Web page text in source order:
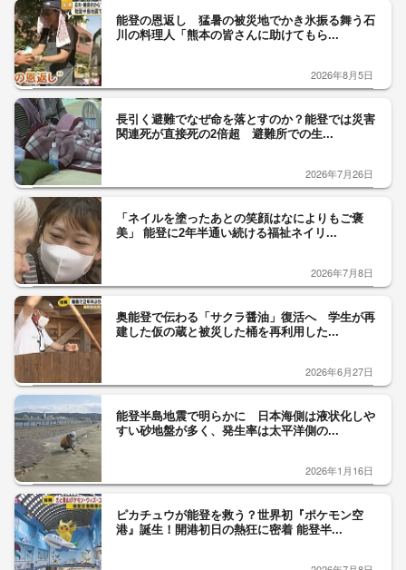
能登の恩返し 猛暑の被災地でかき氷振る舞う石
川の料理人「熊本の皆さんに助けてもら...
2026年8月5日
長引く避難でなぜ命を落とすのか？能登では災害
関連死が直接死の2倍超 避難所での生...
2026年7月26日
「ネイルを塗ったあとの笑顔はなによりもご褒
美」 能登に2年半通い続ける福祉ネイリ...
2026年7月8日
奥能登で伝わる「サクラ醤油」復活へ 学生が再
建した仮の蔵と被災した桶を再利用した...
2026年6月27日
能登半島地震で明らかに 日本海側は液状化しや
すい砂地盤が多く、発生率は太平洋側の...
2026年1月16日
ピカチュウが能登を救う？世界初『ポケモン空
港』誕生！開港初日の熱狂に密着 能登半...